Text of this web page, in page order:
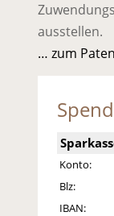
ausstellen.
… zum
Konto:
Blz:
IBAN: